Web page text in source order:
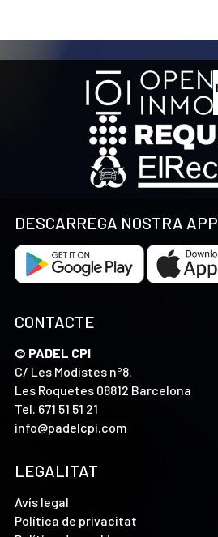
DESCARREGA NOSTRA APP
CONTACTE
© PADEL CPI
C/ Les Modistes nº8.
Les Roquetes 08812 Barcelona
Tel. 671 51 51 21
info@padelcpi.com
LEGALITAT
Avís legal
Política de privacitat